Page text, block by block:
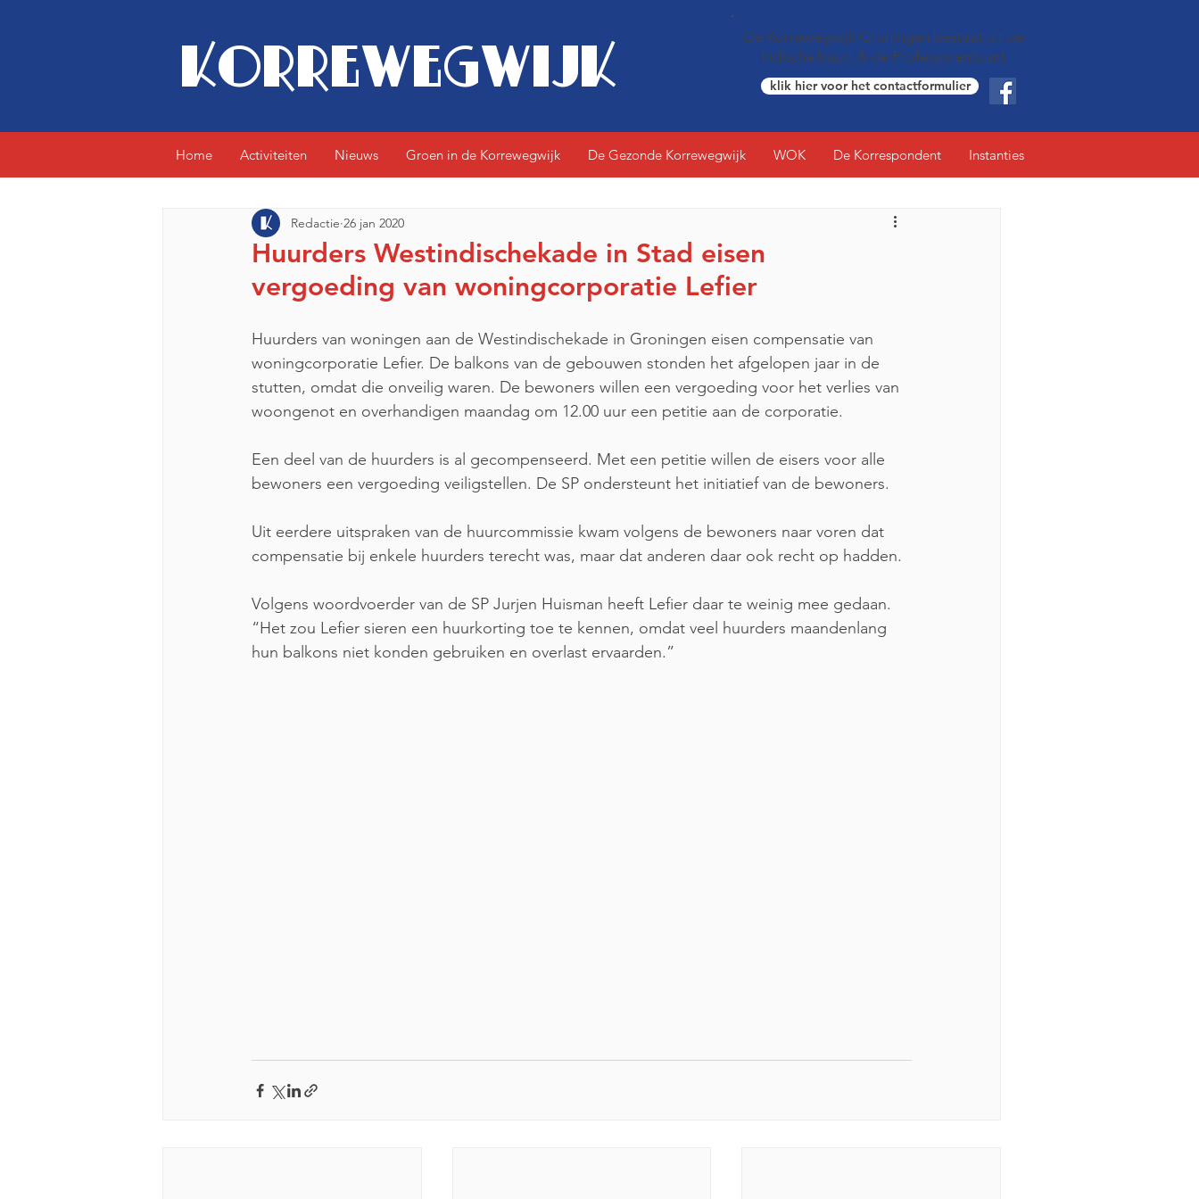
KORREWEGWIJK
De Korrewegwijk Groningen bestaat uit de
Indische buurt & de Professorenbuurt
klik hier voor het contactformulier
Home Activiteiten Nieuws Groen in de Korrewegwijk De Gezonde Korrewegwijk WOK De Korrespondent Instanties
Huurders Westindischekade in Stad eisen
vergoeding van woningcorporatie Lefier
Redactie 26 jan 2020
Huurders van woningen aan de Westindischekade in Groningen eisen compensatie van
woningcorporatie Lefier. De balkons van de gebouwen stonden het afgelopen jaar in de
stutten, omdat die onveilig waren. De bewoners willen een vergoeding voor het verlies van
woongenot en overhandigen maandag om 12.00 uur een petitie aan de corporatie.
Een deel van de huurders is al gecompenseerd. Met een petitie willen de eisers voor alle
bewoners een vergoeding veiligstellen. De SP ondersteunt het initiatief van de bewoners.
Uit eerdere uitspraken van de huurcommissie kwam volgens de bewoners naar voren dat
compensatie bij enkele huurders terecht was, maar dat anderen daar ook recht op hadden.
Volgens woordvoerder van de SP Jurjen Huisman heeft Lefier daar te weinig mee gedaan.
“Het zou Lefier sieren een huurkorting toe te kennen, omdat veel huurders maandenlang
hun balkons niet konden gebruiken en overlast ervaarden.”